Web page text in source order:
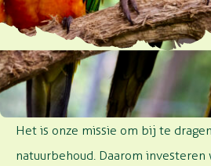
WE DOEN MEER
Het is onze missie om bij te
natuurbehoud. Daarom